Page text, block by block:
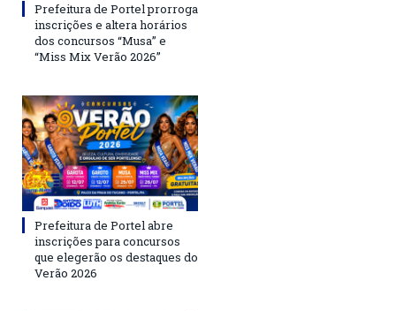
Prefeitura de Portel prorroga
inscrições e altera horários
dos concursos “Musa” e
“Miss Mix Verão 2026”
Prefeitura de Portel abre
inscrições para concursos
que elegerão os destaques do
Verão 2026